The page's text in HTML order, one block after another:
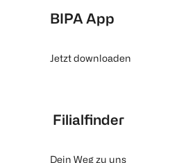
BIPA App
Jetzt downloaden
Filialfinder
Dein Weg zu uns